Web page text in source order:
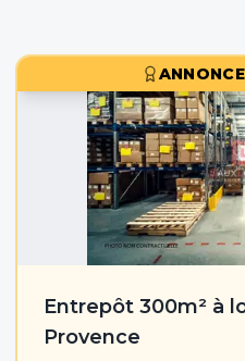
Entrepôt 300m² à
Provence